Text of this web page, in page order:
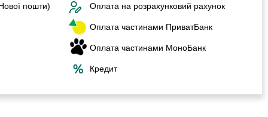
пошти) Оплата на розрахунковий рахунок
Оплата частинами ПриватБанк
Оплата частинами МоноБанк
Кредит